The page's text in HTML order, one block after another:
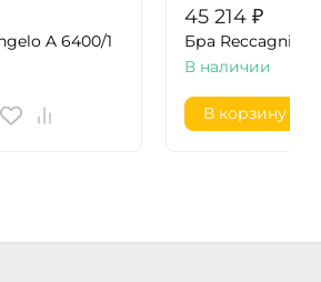
A 6400/1
45 214 ₽
Бра Reccagni
В наличии
В корзину